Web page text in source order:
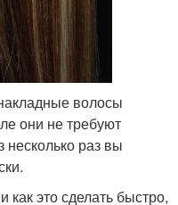
волосы
они не требуют
несколько раз вы
это сделать быстро,